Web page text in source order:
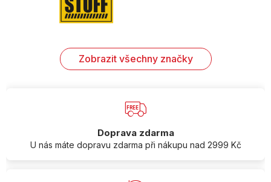
Zobrazit všechny značky
Doprava zdarma
U nás máte dopravu zdarma při nákupu nad 2999 Kč